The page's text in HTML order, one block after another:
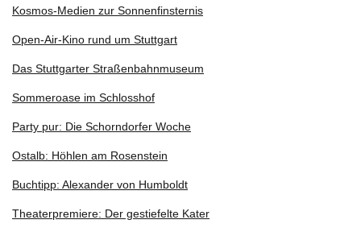
Kosmos-Medien zur Sonnenfinsternis
Open-Air-Kino rund um Stuttgart
Das Stuttgarter Straßenbahnmuseum
Sommeroase im Schlosshof
Party pur: Die Schorndorfer Woche
Ostalb: Höhlen am Rosenstein
Buchtipp: Alexander von Humboldt
Theaterpremiere: Der gestiefelte Kater